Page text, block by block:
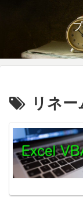
リネー